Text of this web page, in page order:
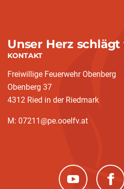
Unser Herz schlägt
KONTAKT
Freiwillige Feuerwehr Obenberg
Obenberg 37
4312 Ried in der Riedmark
M: 07211@pe.ooelfv.at